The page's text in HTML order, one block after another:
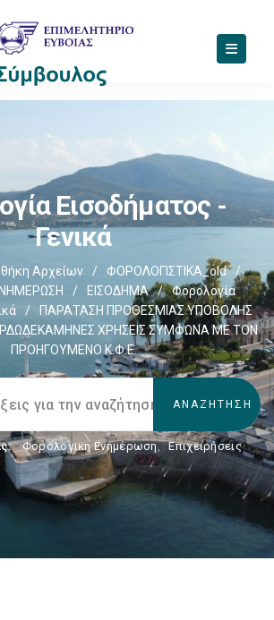
Εισοδήματος -
Γενικά
Αρχείων / ΦΟΡΟΛΟΓΙΣΤΙΚΑ_old
/
/ ΕΙΣΟΔΗΜΑ /
Φορολογία
/
ΠΑΡΑΤΑΣΗ ΠΡΟΘΕΣΜΙΑΣ ΥΠΟΒΟΛΗΣ
ΧΡΗΣΕΙΣ ΣΥΜΦΩΝΑ ΜΕ ΤΟΝ
ΠΡΟΗΓΟΥΜΕΝΟ Κ.Φ.Ε.
Φορολογικη Ενημέρωση, Επιχειρήσεις